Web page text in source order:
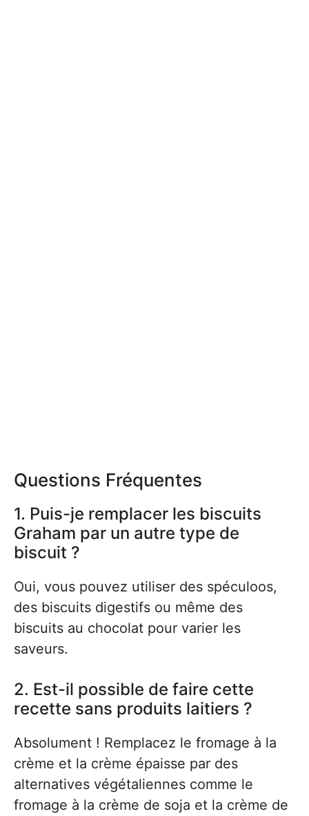
Questions Fréquentes
1. Puis-je remplacer les biscuits
Graham par un autre type de
biscuit ?
Oui, vous pouvez utiliser des spéculoos,
des biscuits digestifs ou même des
biscuits au chocolat pour varier les
saveurs.
2. Est-il possible de faire cette
recette sans produits laitiers ?
Absolument ! Remplacez le fromage à la
crème et la crème épaisse par des
alternatives végétaliennes comme le
fromage à la crème de soja et la crème de